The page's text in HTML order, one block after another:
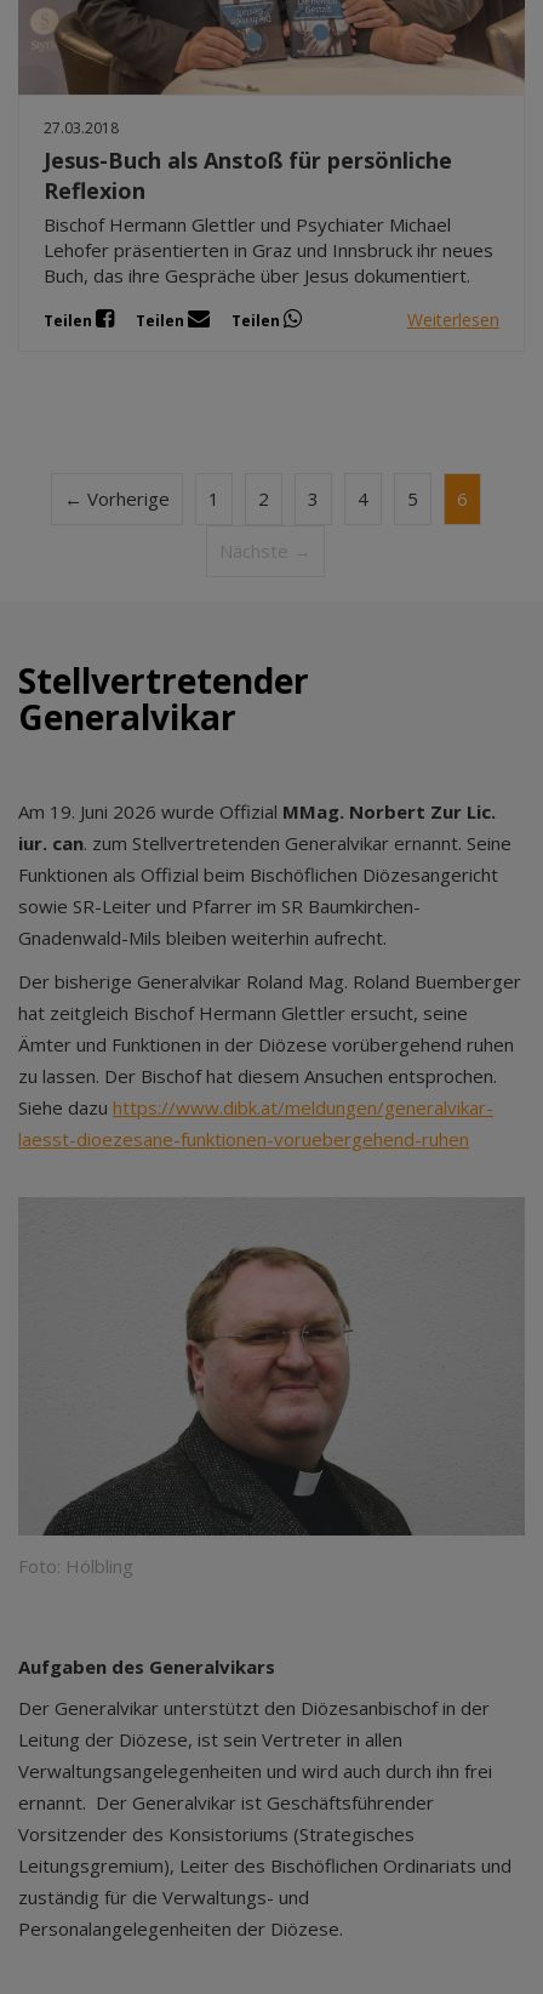
27.03.2018
Jesus-Buch als Anstoß für persönliche
Reflexion
Bischof Hermann Glettler und Psychiater Michael
Lehofer präsentierten in Graz und Innsbruck ihr neues
Buch, das ihre Gespräche über Jesus dokumentiert.
Teilen Teilen Teilen Weiterlesen
← Vorherige 1 2 3 4 5 6
Nächste →
Stellvertretender
Generalvikar
Am 19. Juni 2026 wurde Offizial MMag. Norbert Zur Lic.
iur. can. zum Stellvertretenden Generalvikar ernannt. Seine
Funktionen als Offizial beim Bischöflichen Diözesangericht
sowie SR-Leiter und Pfarrer im SR Baumkirchen-
Gnadenwald-Mils bleiben weiterhin aufrecht.
Der bisherige Generalvikar Roland Mag. Roland Buemberger
hat zeitgleich Bischof Hermann Glettler ersucht, seine
Ämter und Funktionen in der Diözese vorübergehend ruhen
zu lassen. Der Bischof hat diesem Ansuchen entsprochen.
Siehe dazu https://www.dibk.at/meldungen/generalvikar-
laesst-dioezesane-funktionen-voruebergehend-ruhen
Foto: Hölbling
Aufgaben des Generalvikars
Der Generalvikar unterstützt den Diözesanbischof in der
Leitung der Diözese, ist sein Vertreter in allen
Verwaltungsangelegenheiten und wird auch durch ihn frei
ernannt. Der Generalvikar ist Geschäftsführender
Vorsitzender des Konsistoriums (Strategisches
Leitungsgremium), Leiter des Bischöflichen Ordinariats und
zuständig für die Verwaltungs- und
Personalangelegenheiten der Diözese.